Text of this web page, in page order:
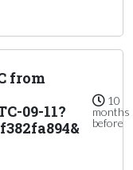
from
09-11?
10
months
before